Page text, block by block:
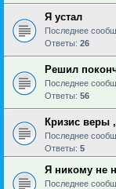
Я устал
Последнее
Ответы: 26
Решил
Последнее
Ответы: 56
Кризис веры
Последнее
Ответы: 5
Я никому не
Последнее